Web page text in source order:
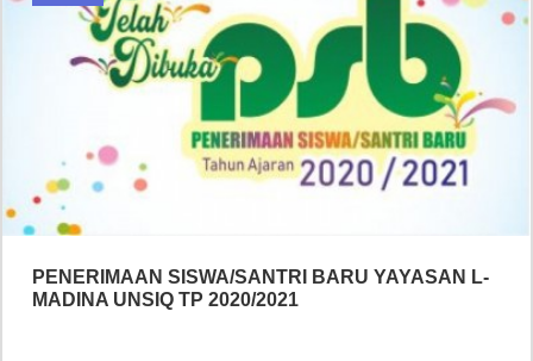
PENERIMAAN SISWA/SANTRI BARU YAYASAN L-
MADINA UNSIQ TP 2020/2021